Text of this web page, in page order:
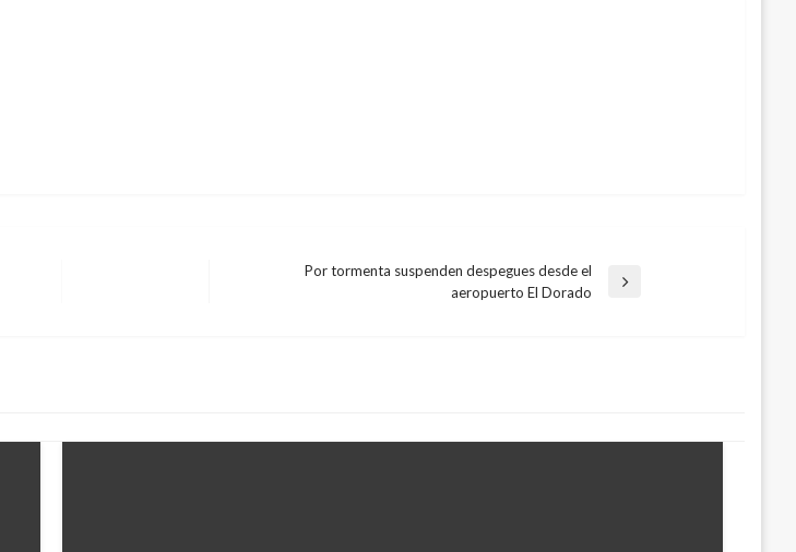
Por tormenta suspenden despegues desde el
aeropuerto El Dorado